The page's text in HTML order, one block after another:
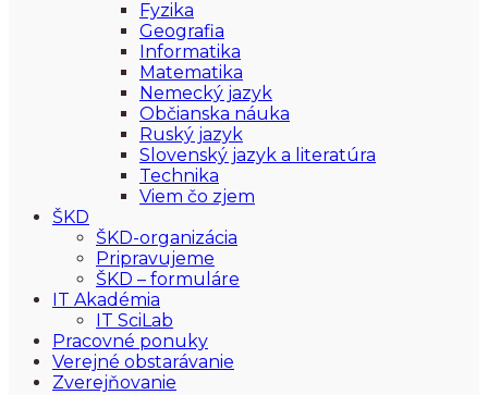
Fyzika
Geografia
Informatika
Matematika
Nemecký jazyk
Občianska náuka
Ruský jazyk
Slovenský jazyk a literatúra
Technika
Viem čo zjem
ŠKD
ŠKD-organizácia
Pripravujeme
ŠKD – formuláre
IT Akadémia
IT SciLab
Pracovné ponuky
Verejné obstarávanie
Zverejňovanie